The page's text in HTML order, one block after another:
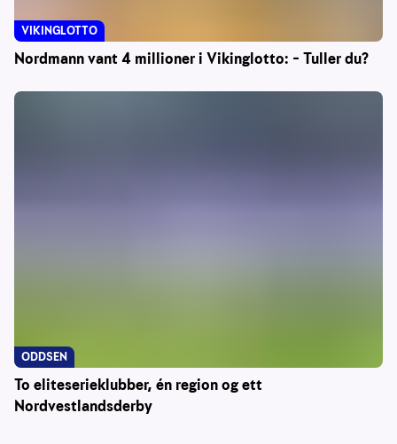
Nordmann vant 4 millioner i Vikinglotto: – Tuller du?
VIKINGLOTTO
To eliteserieklubber, én region og ett
Nordvestlandsderby
ODDSEN